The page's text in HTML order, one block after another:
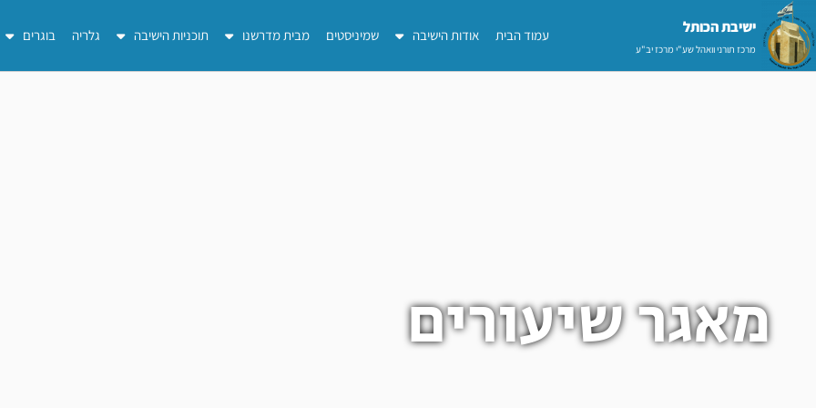
דילוג
לתוכן
ישיבת הכותל​
מרכז תורני וואהל שע"י מרכז יב"ע
עמוד הבית אודות הישיבה שמיניסטים מבית מדרשנו תוכניות הישיבה גלריה בוגרים
מאגר שיעורים